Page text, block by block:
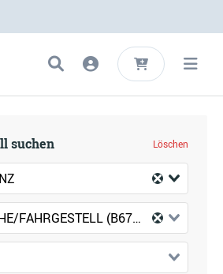
suchen
Löschen
VARIO PRITSCHE/FAHRGESTELL (B670, B668, B667)